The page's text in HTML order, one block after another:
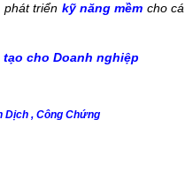
phát triển kỹ năng mềm cho cá
tạo cho Doanh nghiệp
Dịch , Công Chứng